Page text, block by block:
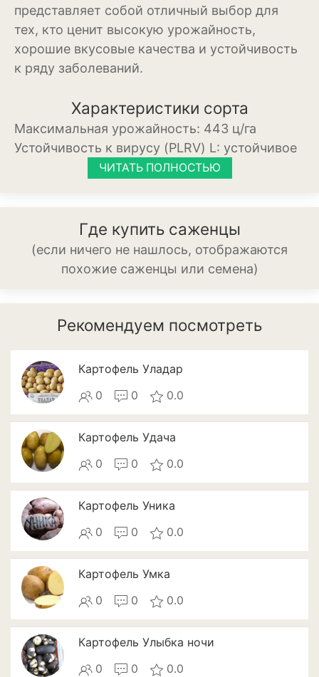
Спирея
Туя
Тысячелистник
Чубушник (жасмин)
Овощи
Брюссельская капуста
Кабачки
Листовая капуста
Лук
Морковь
Огурцы
Патиссоны
Пекинская и китайская
капуста
Перец
Подсолнечник
Редис
Редька
представляет собой отличный выбор для
тех, кто ценит высокую урожайность,
хорошие вкусовые качества и устойчивость
к ряду заболеваний.
Характеристики сорта
Максимальная урожайность: 443 ц/га
Устойчивость к вирусу (PLRV) L: устойчивое
ЧИТАТЬ ПОЛНОСТЬЮ
Где купить саженцы
(если ничего не нашлось, отображаются
похожие саженцы или семена)
Рекомендуем посмотреть
Картофель Уладар
0 0 0.0
Картофель Удача
0 0 0.0
Картофель Уника
0 0 0.0
Картофель Умка
0 0 0.0
Картофель Улыбка ночи
0 0 0.0